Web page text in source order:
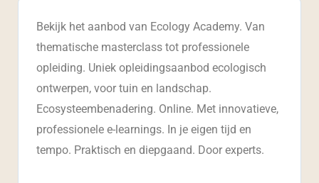
Bekijk het aanbod van Ecology Academy. Van
thematische masterclass tot professionele
opleiding. Uniek opleidingsaanbod ecologisch
ontwerpen, voor tuin en landschap.
Ecosysteembenadering. Online. Met innovatieve,
professionele e-learnings. In je eigen tijd en
tempo. Praktisch en diepgaand. Door experts.